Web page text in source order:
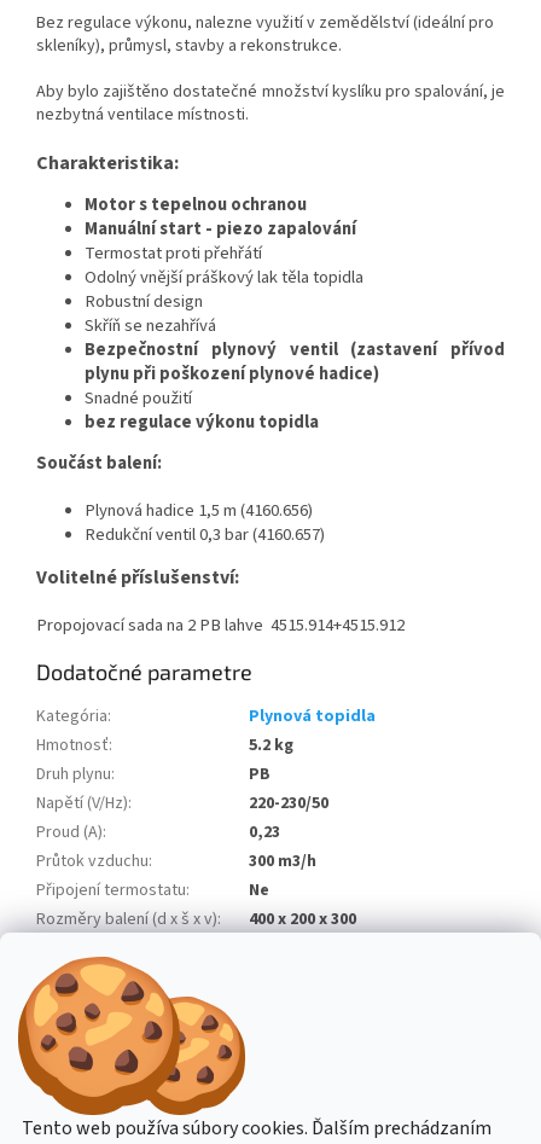
Tento web používa súbory cookies. Ďalším prechádzaním
Bez regulace výkonu, nalezne využití v zemědělství (ideální pro
skleníky), průmysl, stavby a rekonstrukce.
Aby bylo zajištěno dostatečné množství kyslíku pro spalování, je
nezbytná ventilace místnosti.
Charakteristika:
Motor s tepelnou ochranou
Manuální start - piezo zapalování
Termostat proti přehřátí
Odolný vnější práškový lak těla topidla
Robustní design
Skříň se nezahřívá
Bezpečnostní plynový ventil (zastavení přívod
plynu při poškození plynové hadice)
Snadné použití
bez regulace výkonu topidla
Součást balení:
Plynová hadice 1,5 m (4160.656)
Redukční ventil 0,3 bar (4160.657)
Volitelné příslušenství:
Propojovací sada na 2 PB lahve 4515.914+4515.912
Dodatočné parametre
Kategória:
Plynová topidla
Hmotnosť:
5.2 kg
Druh plynu:
PB
Napětí (V/Hz):
220-230/50
Proud (A):
0,23
Průtok vzduchu:
300 m3/h
Připojení termostatu:
Ne
Rozměry balení (d x š x v):
400 x 200 x 300
Spotřeba paliva:
Topný výkon:
Stavba stroje CZ